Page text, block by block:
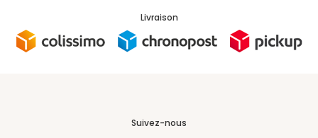
Livraison
Suivez-nous